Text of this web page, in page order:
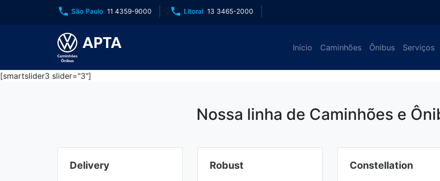
phone São Paulo 11 4359-9000 phone Litoral 13 3465-2000
Início Caminhões Ônibus Serviços
[smartslider3 slider="3"]
Nossa linha de Caminhões e
Delivery Robust Constellation